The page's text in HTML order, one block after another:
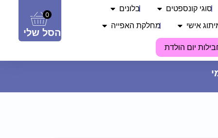
0
הסל שלי
סוגי קונספטים בלונים
אישי מחלקת האפייה
יום הולדת